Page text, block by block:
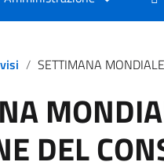
SETTIMANA MONDIALE 2026 PER LA
DEL